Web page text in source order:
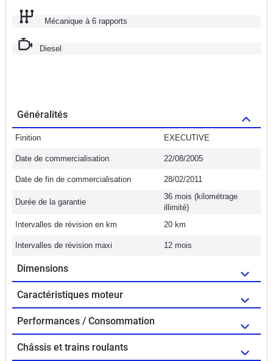
Mécanique à 6 rapports
Diesel
Généralités
Finition EXECUTIVE
Date de commercialisation 22/08/2005
Date de fin de commercialisation 28/02/2011
Durée de la garantie
36 mois (kilométrage
illimité)
Intervalles de révision en km
20 km
Intervalles de révision maxi 12 mois
Dimensions
Caractéristiques moteur
Performances / Consommation
Châssis et trains roulants